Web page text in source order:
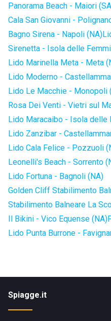
Panorama Beach - Maiori
Cala San Giovanni -
Bagno Sirena - Napoli (NA)
Sirenetta - Isola delle
Lido Marinella Meta - Meta
Lido Moderno -
Lido Le Macchie - Monopoli
Rosa Dei Venti - Vietri sul
Lido Maracaibo - Isola delle
Lido Zanzibar -
Lido Cala Felice - Pozzuoli
Leonelli's Beach - Sorrento
Lido Fortuna - Bagnoli (NA)
Golden Cliff Stabilimento
Stabilimento Balneare La
Il Bikini - Vico Equense (NA)
Lido Punta Burrone -
Spiagge.it